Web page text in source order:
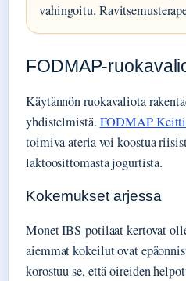
vahingoitu.
FODMAP-
Käytännön ruokavaliota
yhdistelmistä. FODMAP
toimiva ateria voi koostua
laktoosittomasta jogurtista.
Kokemukset arjessa
Monet IBS-potilaat kertovat
aiemmat kokeilut ovat
korostuu se, että oireiden